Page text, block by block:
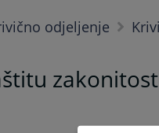
odjeljenje